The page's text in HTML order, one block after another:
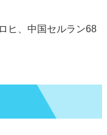
ヒ、中国セルラン68